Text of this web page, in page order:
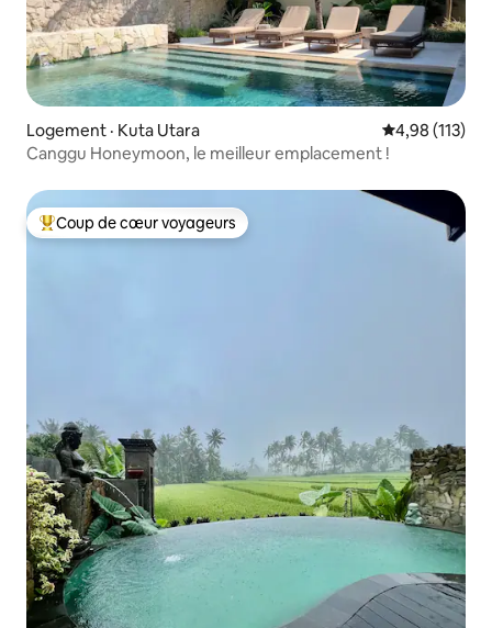
Logement · Kuta Utara Note
4,98 (113)
Canggu Honeymoon, le meilleur emplacement !
Coup de cœur voyageurs parmi les plus aimés
Coup de cœur voyageurs